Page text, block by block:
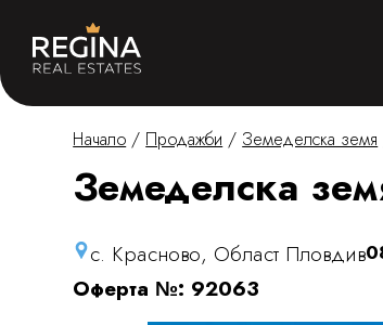
Начало / Продажби / Земеделска земя
Земеделска
с. Красново, Област Пловдив
Оферта №: 92063